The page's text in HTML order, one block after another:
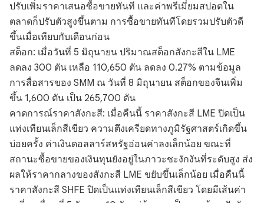
ปรับเพิ่มราคาเสนอซื้อขายทันที และค่าพรีเมี่ยมสปอตใน
ตลาดก็ปรับตัวสูงขึ้นตาม การซื้อขายทันทีโดยรวมปรับตัวดี
ขึ้นเมื่อเทียบกับเดือนก่อน
สต็อก: เมื่อวันที่ 5 มิถุนายน ปริมาณสต็อกสังกะสีใน LME
ลดลง 300 ตัน เหลือ 110,650 ตัน ลดลง 0.27% ตามข้อมูล
การสื่อสารของ SMM ณ วันที่ 8 มิถุนายน สต็อกของจีนเพิ่ม
ขึ้น 1,600 ตัน เป็น 265,700 ตัน
คาดการณ์ราคาสังกะสี: เมื่อคืนนี้ ราคาสังกะสี LME ปิดเป็น
แท่งเทียนเล็กสีเขียว ความตึงเครียดทางภูมิรัฐศาสตร์เกิดขึ้น
บ่อยครั้ง ค่าเงินดอลลาร์สหรัฐอ่อนค่าลงเล็กน้อย ขณะที่
สถานะซื้อขายของเงินทุนยังอยู่ในภาวะชะงักงันที่ระดับสูง ส่ง
ผลให้ราคากลางของสังกะสี LME ขยับขึ้นเล็กน้อย เมื่อคืนนี้
ราคาสังกะสี SHFE ปิดเป็นแท่งเทียนเล็กสีเขียว โดยมีเส้นค่า